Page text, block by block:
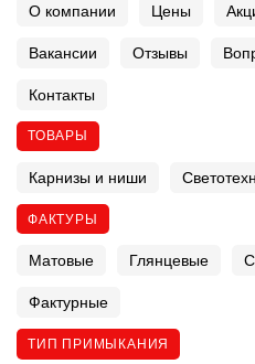
О компании Цены
Вакансии Отзывы
Контакты
ТОВАРЫ
Карнизы и ниши
ФАКТУРЫ
Матовые Глянцевые
Фактурные
ТИП ПРИМЫКАНИЯ